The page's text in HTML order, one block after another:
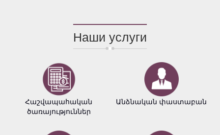
Наши услуги
Հաշվապահական
ծառայություններ
Անձնական փաստաբան